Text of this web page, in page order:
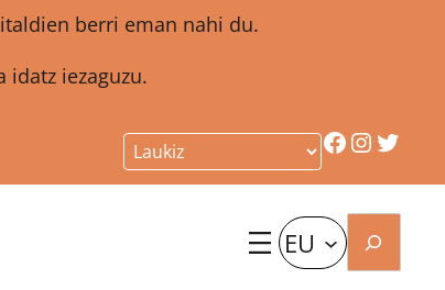
berri eman nahi du.
idatz iezaguzu.
Facebook
EU Bilatu